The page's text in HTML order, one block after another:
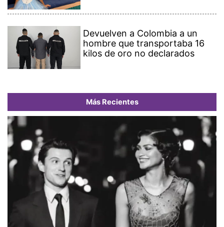
Devuelven a Colombia a un
hombre que transportaba 16
kilos de oro no declarados
Más Recientes